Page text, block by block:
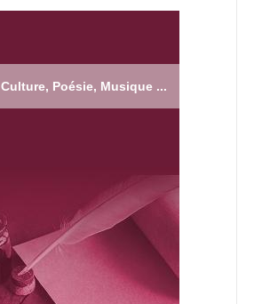
Culture, Poésie, Musique ...